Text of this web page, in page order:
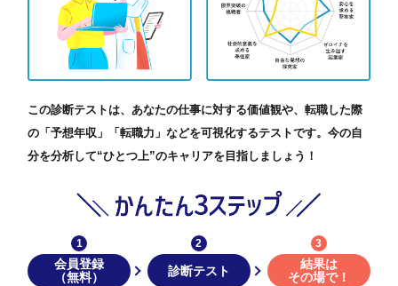
この診断テストは、あなたの仕事に対する価値観や、転職した際
の「予想年収」「転職力」などを可視化するテストです。今の自
分を分析して“ひとつ上”のキャリアを目指しましょう！
1
会員登録
（無料）
2
診断テスト
3
結果は
その場で！